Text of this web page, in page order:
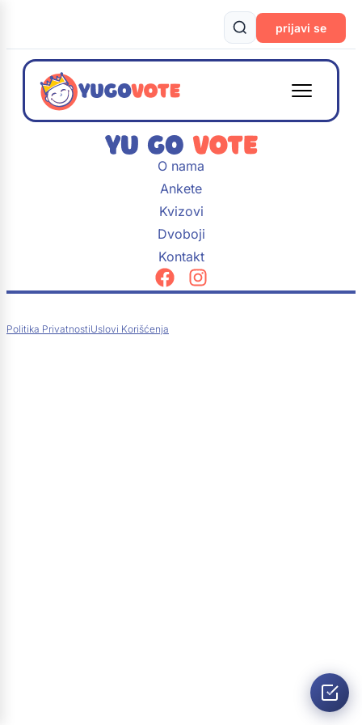
prijavi se
O nama
Ankete
Kvizovi
Dvoboji
Kontakt
Politika PrivatnostiUslovi Korišćenja